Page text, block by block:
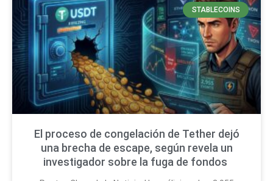
STABLECOINS
El proceso de congelación de Tether dejó
una brecha de escape, según revela un
investigador sobre la fuga de fondos